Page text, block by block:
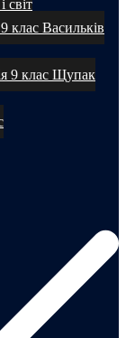
світ
клас Васильків
9 клас Щупак